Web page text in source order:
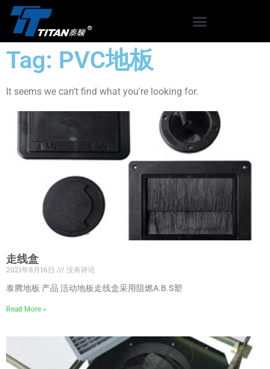
Tag: PVC地板
It seems we can't find what you're looking for.
走线盒
2021年8月16日
没有评论
泰腾地板 产品 活动地板走线盒采用阻燃A.B.S塑
Read More »